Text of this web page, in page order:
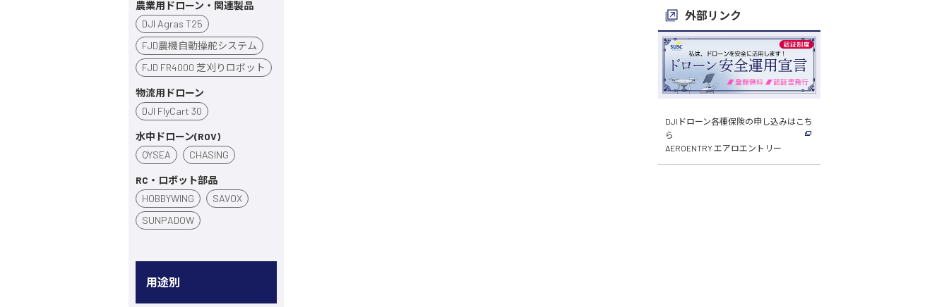
農業用ドローン・関連製品
DJI Agras T25
FJD農機自動操舵システム
FJD FR4000 芝刈りロボット
物流用ドローン
DJI FlyCart 30
水中ドローン(ROV)
QYSEA
CHASING
RC・ロボット部品
HOBBYWING
SAVOX
SUNPADOW
用途別
外部リンク
DJIドローン各種保険の申し込みはこち
ら
AEROENTRY エアロエントリー